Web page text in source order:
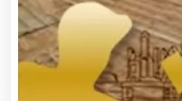
Cafeterías
Cajas de Ahorro